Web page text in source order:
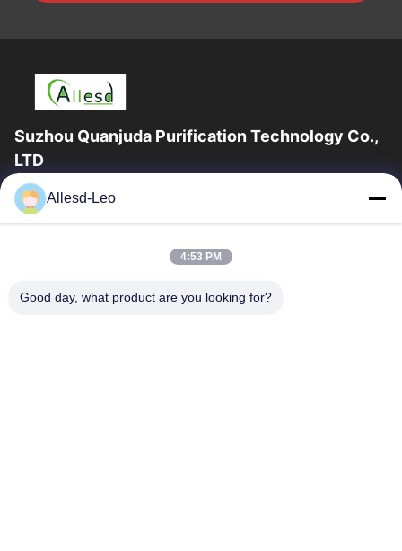
Suzhou Quanjuda Purification Technology Co.,
LTD
16years ervaring, als belangrijke fabrikant en exporteur van
ESD & Cleanroom producten, bieden wij een volledige lijn van
Huis
Producten
Allesd-Leo
4:53 PM
Good day, what product are you looking for?